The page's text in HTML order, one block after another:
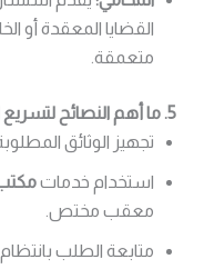
القضايا المعقدة أو
متعمقة.
5. ما أهم النصائح لتسريع استخراج تصريح الزواج؟
تجهيز الوثائق
استخدام خدمات
معقب مختص.
متابعة الطلب